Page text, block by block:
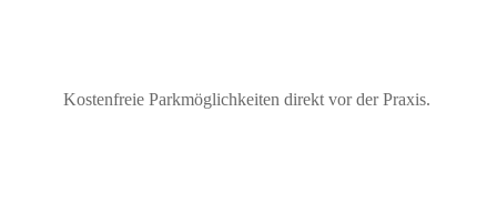
Kostenfreie Parkmöglichkeiten direkt vor der Praxis.